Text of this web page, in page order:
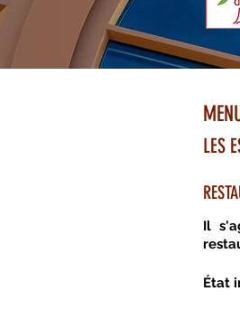
LES
Il
État